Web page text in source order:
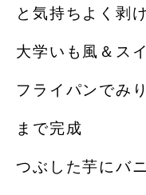
と気持ちよく剥
大学いも風＆ス
フライパンでみ
まで完成
つぶした芋にバ